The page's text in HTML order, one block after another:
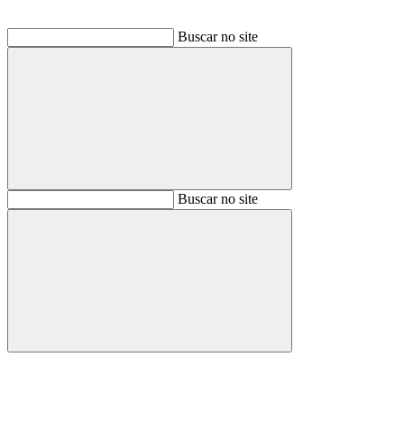
Buscar no site
BuscarBuscar no site
Buscar